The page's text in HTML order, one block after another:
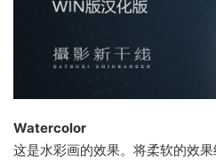
Watercolor
这是水彩画的效果。将柔软的效果